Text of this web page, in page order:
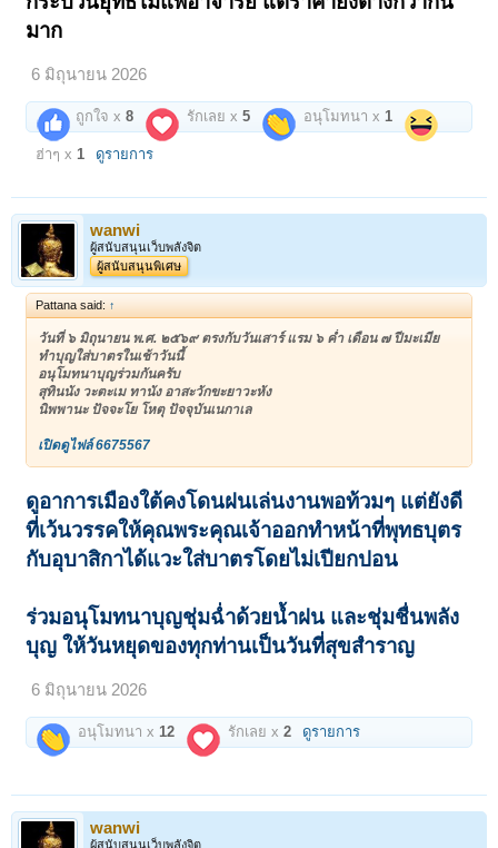
มาก
6 มิถุนายน 2026
ถูกใจ x8 รักเลย x5 อนุโมทนา x1
ฮ่าๆ x1 ดูรายการ
wanwi
ผู้สนับสนุนเว็บพลังจิต
ผู้สนับสนุนพิเศษ
Pattana said: ↑
วันที่ ๖ มิถุนายน พ.ศ. ๒๕๖๙ ตรงกับวันเสาร์ แรม ๖ ค่ำ เดือน ๗ ปีมะเมีย
ทำบุญใส่บาตรในเช้าวันนี้
อนุโมทนาบุญร่วมกันครับ
สุทินนัง วะตะเม ทานัง อาสะวักขะยาวะหัง
นิพพานะ ปัจจะโย โหตุ ปัจจุบันเนกาเล
เปิดดูไฟล์ 6675567
ดูอาการเมืองใต้คงโดนฝนเล่นงานพอท้วมๆ แต่ยังดี
ที่เว้นวรรคให้คุณพระคุณเจ้าออกทำหน้าที่พุทธบุตร
กับอุบาสิกาได้แวะใส่บาตรโดยไม่เปียกปอน
ร่วมอนุโมทนาบุญชุ่มฉ่ำด้วยน้ำฝน และชุ่มชื่นพลัง
บุญ ให้วันหยุดของทุกท่านเป็นวันที่สุขสำราญ
6 มิถุนายน 2026
อนุโมทนา x12 รักเลย x2 ดูรายการ
wanwi
ผู้สนับสนุนเว็บพลังจิต